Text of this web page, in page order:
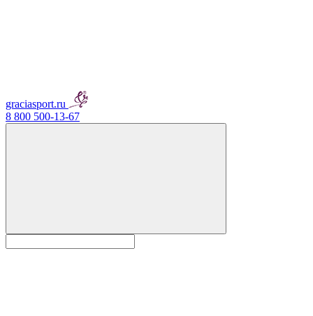
graciasport.ru
8 800 500-13-67